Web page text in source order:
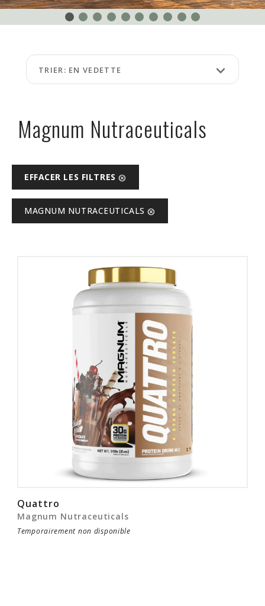
TRIER: EN VEDETTE keyboard_arrow_down
Magnum Nutraceuticals
EFFACER LES FILTREScancel
MAGNUM NUTRACEUTICALScancel
Quattro
Magnum Nutraceuticals
Temporairement non disponible
ÉVÉNEMENTS
PROPOS
FAQ
CONDITIONS